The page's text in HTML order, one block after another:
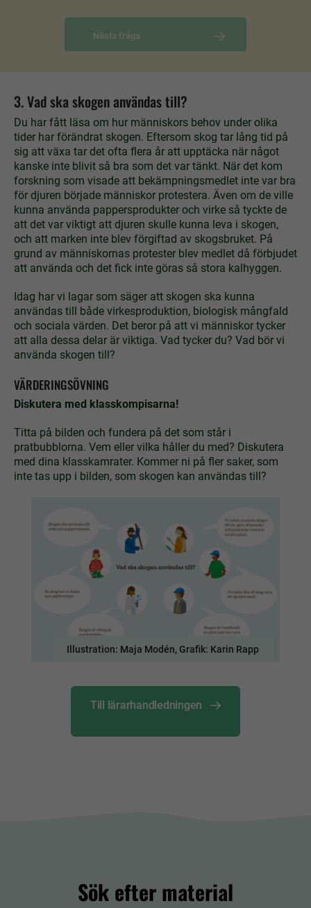
Nästa fråga
3. Vad ska skogen användas till?
Du har fått läsa om hur människors behov under olika
tider har förändrat skogen. Eftersom skog tar lång tid på
sig att växa tar det ofta flera år att upptäcka när något
kanske inte blivit så bra som det var tänkt. När det kom
forskning som visade att bekämpningsmedlet inte var bra
för djuren började människor protestera. Även om de ville
kunna använda pappersprodukter och virke så tyckte de
att det var viktigt att djuren skulle kunna leva i skogen,
och att marken inte blev förgiftad av skogsbruket. På
grund av människornas protester blev medlet då förbjudet
att använda och det fick inte göras så stora kalhyggen.
Idag har vi lagar som säger att skogen ska kunna
användas till både virkesproduktion, biologisk mångfald
och sociala värden. Det beror på att vi människor tycker
att alla dessa delar är viktiga. Vad tycker du? Vad bör vi
använda skogen till?
VÄRDERINGSÖVNING
Diskutera med klasskompisarna!
Titta på bilden och fundera på det som står i
pratbubblorna. Vem eller vilka håller du med? Diskutera
med dina klasskamrater. Kommer ni på fler saker, som
inte tas upp i bilden, som skogen kan användas till?
Illustration: Maja Modén, Grafik: Karin Rapp
Till lärarhandledningen
Sök efter material